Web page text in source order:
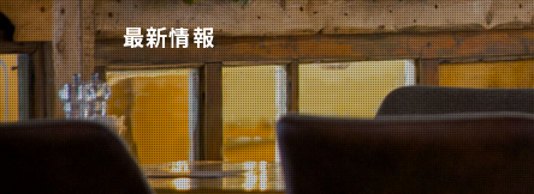
企業理
飲食事
最新情報